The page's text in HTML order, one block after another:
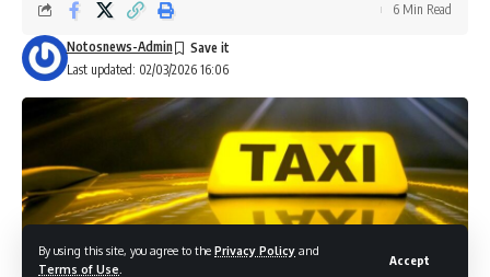
By using this site, you agree to the Privacy Policy and
Terms of Use
Accept
Last updated: 02/03/2026 16:06
Notosnews-Admin
6 Min Read